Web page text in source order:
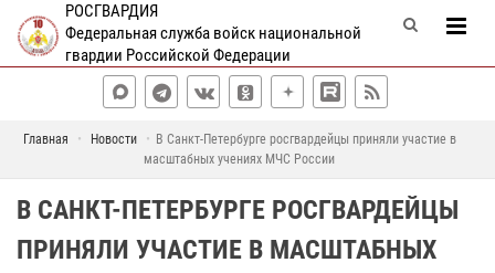
РОСГВАРДИЯ
Федеральная служба войск национальной
гвардии Российской Федерации
Главная Новости
В Санкт-Петербурге росгвардейцы приняли участие в
масштабных учениях МЧС России
В САНКТ-ПЕТЕРБУРГЕ РОСГВАРДЕЙЦЫ
ПРИНЯЛИ УЧАСТИЕ В МАСШТАБНЫХ